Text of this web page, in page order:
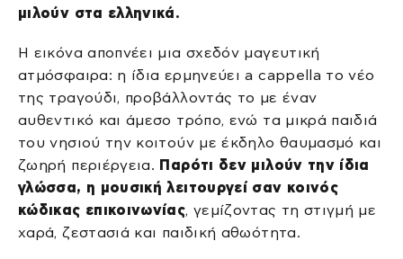
μιλούν στα ελληνικά.
Η εικόνα αποπνέει μια σχεδόν μαγευτική
ατμόσφαιρα: η ίδια ερμηνεύει a cappella το νέο
της τραγούδι, προβάλλοντάς το με έναν
αυθεντικό και άμεσο τρόπο, ενώ τα μικρά παιδιά
του νησιού την κοιτούν με έκδηλο θαυμασμό και
ζωηρή περιέργεια. Παρότι δεν μιλούν την ίδια
γλώσσα, η μουσική λειτουργεί σαν κοινός
κώδικας επικοινωνίας, γεμίζοντας τη στιγμή με
χαρά, ζεστασιά και παιδική αθωότητα.